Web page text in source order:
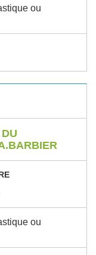
ou
ou